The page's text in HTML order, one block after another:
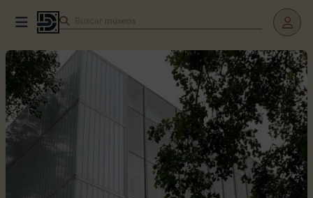
Buscar museos